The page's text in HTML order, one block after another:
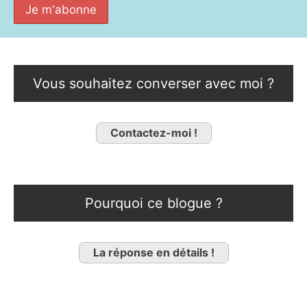
Vous souhaitez converser avec moi ?
Contactez-moi !
Pourquoi ce blogue ?
La réponse en détails !